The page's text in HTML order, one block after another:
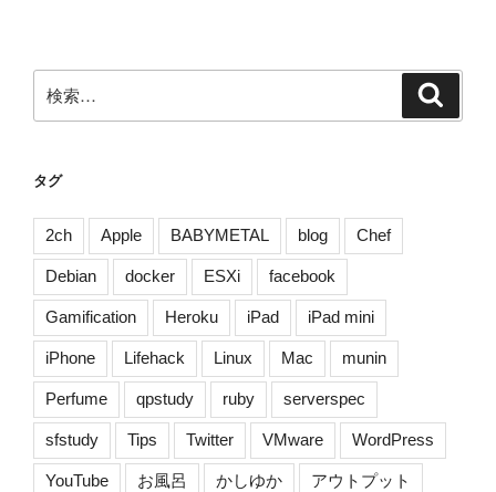
ョ
(ヤ
グ
ャ
ン
プ
コ
ミ
ッ
ク
ス
BJ)”
の
索:
タグ
2ch Apple BABYMETAL blog Chef
Debian docker ESXi facebook
Gamification Heroku iPad iPad mini
iPhone Lifehack Linux Mac munin
Perfume qpstudy ruby serverspec
sfstudy Tips Twitter VMware WordPress
YouTube お風呂 かしゆか アウトプット